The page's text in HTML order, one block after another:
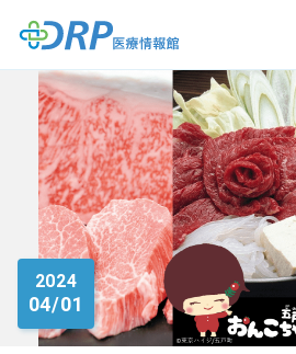
最新の注目記事
栄養健康レシピ
医療系学生記事
2024
04/01